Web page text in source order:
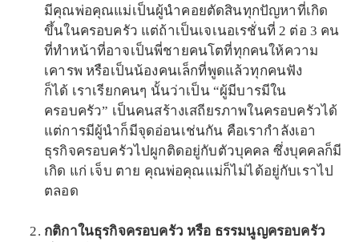
มีคุณพ่อคุณแม่เป็นผู้นำคอยตัดสินทุกปัญหาที่เกิด
ขึ้นในครอบครัว แต่ถ้าเป็นเจเนอเรชั่นที่ 2 ต่อ 3 คน
ที่ทำหน้าที่อาจเป็นพี่ชายคนโตที่ทุกคนให้ความ
เคารพ หรือเป็นน้องคนเล็กที่พูดแล้วทุกคนฟัง
ก็ได้ เราเรียกคนๆ นั้นว่าเป็น “ผู้มีบารมีใน
ครอบครัว” เป็นคนสร้างเสถียรภาพในครอบครัวได้
แต่การมีผู้นำก็มีจุดอ่อนเช่นกัน คือเรากำลังเอา
ธุรกิจครอบครัวไปผูกติดอยู่กับตัวบุคคล ซึ่งบุคคลก็มี
เกิด แก่ เจ็บ ตาย คุณพ่อคุณแม่ก็ไม่ได้อยู่กับเราไป
ตลอด
กติกาในธุรกิจครอบครัว หรือ ธรรมนูญครอบครัว